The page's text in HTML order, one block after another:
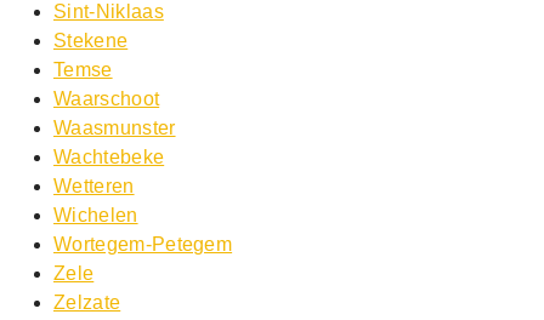
Sint-Niklaas
Stekene
Temse
Waarschoot
Waasmunster
Wachtebeke
Wetteren
Wichelen
Wortegem-Petegem
Zele
Zelzate